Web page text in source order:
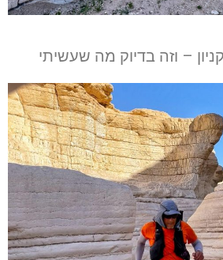
– וזה בדיוק מה שעשיתי